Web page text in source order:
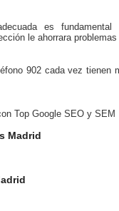
es fundamental
le ahorrara
902 cada vez tienen
Top Google SEO y SEM
Madrid